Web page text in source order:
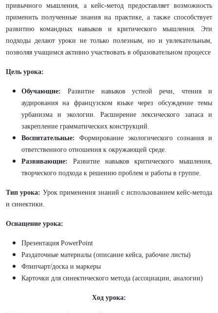
привычного мышления, а кейс-метод предоставляет возможность
применить полученные знания на практике, а также способствует
развитию командных навыков и критического мышления. Эти
подходы делают уроки не только полезным, но и увлекательным,
позволяя учащимся активно участвовать в образовательном процессе
Цель урока:
Обучающие: Развитие навыков устной речи, чтения и
аудирования на французском языке через обсуждение темы
урбанизма и экологии. Расширение лексического запаса и
закрепление грамматических конструкций.
Воспитательные: Формирование экологического сознания и
ответственного отношения к окружающей среде.
Развивающие: Развитие навыков критического мышления,
творческого подхода к решению проблем и работы в группе.
Тип урока: Урок применения знаний с использованием кейс-метода
и синектики.
Оснащение урока:
Презентация PowerPoint
Раздаточные материалы (описание кейса, рабочие листы)
Флипчарт/доска и маркеры
Карточки для синектического метода (ассоциации, аналогии)
Ход урока: